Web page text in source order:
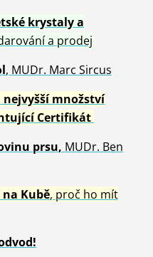
krystalya
a prodej
, MUDr. Marc Sircus
nejvyšší množství
Certifikát
prsu, MUDr. Ben
Kubě, proč ho mít